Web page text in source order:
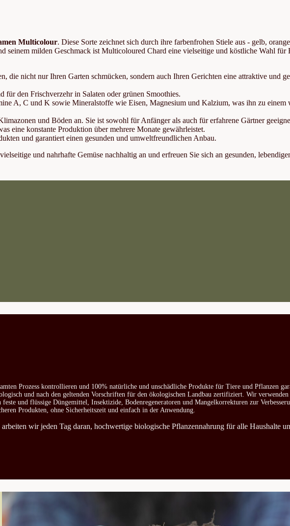
Multicolour. Diese Sorte zeichnet sich durch ihre farbenfrohen Stiele aus - gelb,
seinem milden Geschmack ist Multicoloured Chard eine vielseitige und köstliche Wahl für
die nicht nur Ihren Garten schmücken, sondern auch Ihren Gerichten eine attraktive und
den Frischverzehr in Salaten oder grünen Smoothies.
A, C und K sowie Mineralstoffe wie Eisen, Magnesium und Kalzium, was ihn zu einem
und Böden an. Sie ist sowohl für Anfänger als auch für erfahrene Gärtner
eine konstante Produktion über mehrere Monate gewährleistet.
und garantiert einen gesunden und umweltfreundlichen Anbau.
und nahrhafte Gemüse nachhaltig an und erfreuen Sie sich an gesunden,
Prozess kontrollieren und 100% natürliche und unschädliche Produkte für Tiere und Pflanzen
und nach den geltenden Vorschriften für den ökologischen Landbau zertifiziert. Wir
und flüssige Düngemittel, Insektizide, Bodenregeneratoren und Mangelkorrekturen zur
Produkten, ohne Sicherheitszeit und einfach in der Anwendung.
wir jeden Tag daran, hochwertige biologische Pflanzennahrung für alle Haushalte